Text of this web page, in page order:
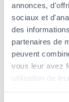
annonces,
sociaux et
des
partenaires de
peuvent
vous leur avez
utilisation de
Ihren